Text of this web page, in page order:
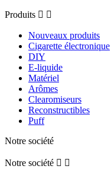
Produits  
Nouveaux produits
Cigarette électronique
DIY
E-liquide
Matériel
Arômes
Clearomiseurs
Reconstructibles
Puff
Notre société
Notre société  